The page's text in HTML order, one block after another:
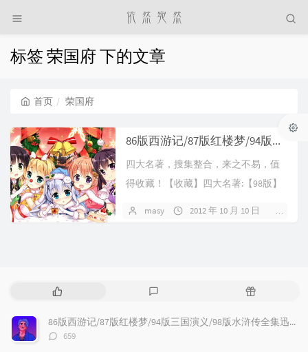
标签 荣国府 下的文章
首页 荣国府
86版西游记/87版红楼梦/94版三国演义/98版水浒传全集迅雷下载
四大名著，搜集整合，来之不易，值
得收藏！【收藏】四大名著:【98版】
masy 2012 年 10 月 10 日
热
文
章
评
论
随
文
章
86版西游记/87版红楼梦/94版三国演义/98版水浒传全集迅雷下载
评
659